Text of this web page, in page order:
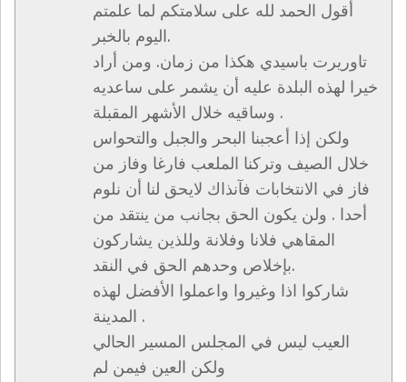
أقول الحمد لله على سلامتكم لما علمتم
اليوم بالخبر.
تاوريرت باسيدي هكذا من زمان. ومن أراد
خيرا لهذه البلدة عليه أن يشمر على ساعديه
وساقيه خلال الأشهر المقبلة .
ولكن إذا أعجبنا البحر والجبل والتحواس
خلال الصيف وتركنا الملعب فارغا وفاز من
فاز في الانتخابات فآنذاك لايحق لنا أن نلوم
أحدا . ولن يكون الحق بجانب من ينتقد من
المقاهي فلانا وفلانة وللذين يشاركون
بإخلاص وحدهم الحق في النقد.
شاركوا اذا وغيروا واعملوا الأفضل لهذه
المدينة .
العيب ليس في المجلس المسير الحالي
ولكن العين فيمن لم